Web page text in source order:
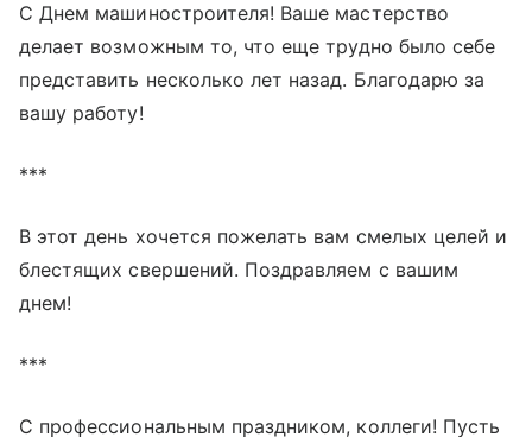
С Днем машиностроителя! Ваше мастерство
делает возможным то, что еще трудно было себе
представить несколько лет назад. Благодарю за
вашу работу!
***
В этот день хочется пожелать вам смелых целей и
блестящих свершений. Поздравляем с вашим
днем!
***
С профессиональным праздником, коллеги! Пусть